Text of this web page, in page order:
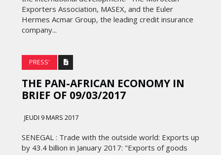
Exporters Association, MASEX, and the Euler
Hermes Acmar Group, the leading credit insurance
company...
PRESS'
THE PAN-AFRICAN ECONOMY IN
BRIEF OF 09/03/2017
JEUDI 9 MARS 2017
SENEGAL : Trade with the outside world: Exports up
by 43.4 billion in January 2017: "Exports of goods
MARKETING
SUR UNE CAMPAGNE
NATIONALE POUR
RÉINVENTER L’EXPÉRIENCE DU